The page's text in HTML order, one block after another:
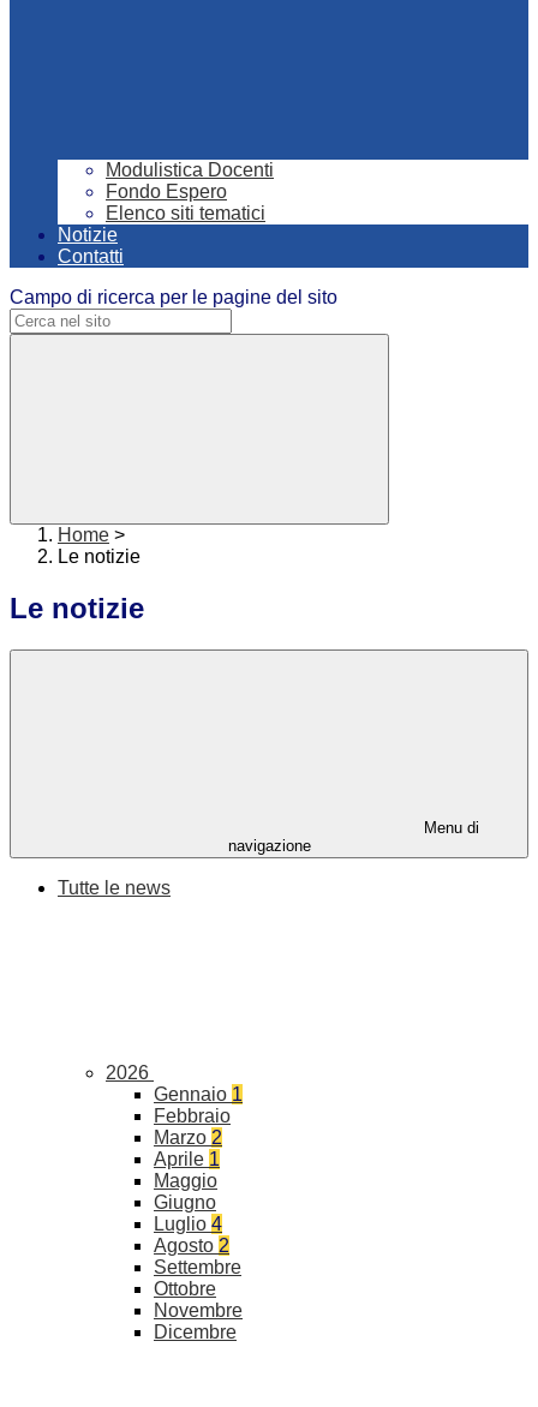
Modulistica Docenti
Fondo Espero
Elenco siti tematici
Notizie
Contatti
Campo di ricerca per le pagine del sito
Home >
Le notizie
Le notizie
Menu di
navigazione
Tutte le news
2026
Gennaio 1
Febbraio
Marzo 2
Aprile 1
Maggio
Giugno
Luglio 4
Agosto 2
Settembre
Ottobre
Novembre
Dicembre